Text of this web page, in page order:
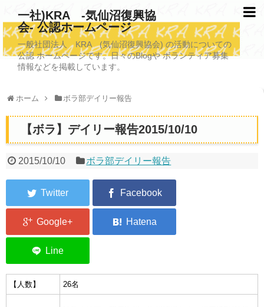
一社)KRA -気仙沼復興協
会- 公認ホームページ
一般社団法人 KRA (気仙沼復興協会) の活動についての
公認 ホームページです。日々のBlogや ボランティア募集
情報などを掲載しています。
ホーム ボラ部デイリー報告
【ボラ】デイリー報告2015/10/10
2015/10/10 ボラ部デイリー報告
【人数】 26名
TOPページ
KRAについて
写真救済事業
福祉事業
埋蔵発掘/資料整備事業
2026年3月11日捜索活動ボランティア募集 NEW
集中捜索活動の記録